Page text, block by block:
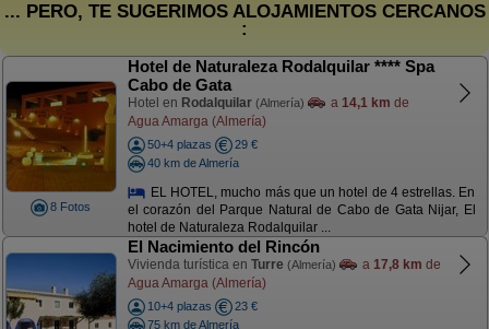
... PERO, TE SUGERIMOS ALOJAMIENTOS CERCANOS
:
8 Fotos
Hotel de Naturaleza Rodalquilar **** Spa
Cabo de Gata
Hotel en Rodalquilar (Almería) a 14,1 km de
Agua Amarga (Almería)
50+4 plazas
29 €
40 km de Almería
EL HOTEL, mucho más que un hotel de 4 estrellas. En
el corazón del Parque Natural de Cabo de Gata Nijar, El
hotel de Naturaleza Rodalquilar ...
El Nacimiento del Rincón
Vivienda turística en Turre (Almería) a 17,8 km de
Agua Amarga (Almería)
10+4 plazas
23 €
75 km de Almería